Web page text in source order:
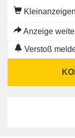
Kleinanzeigen
Anzeige
Verstoß